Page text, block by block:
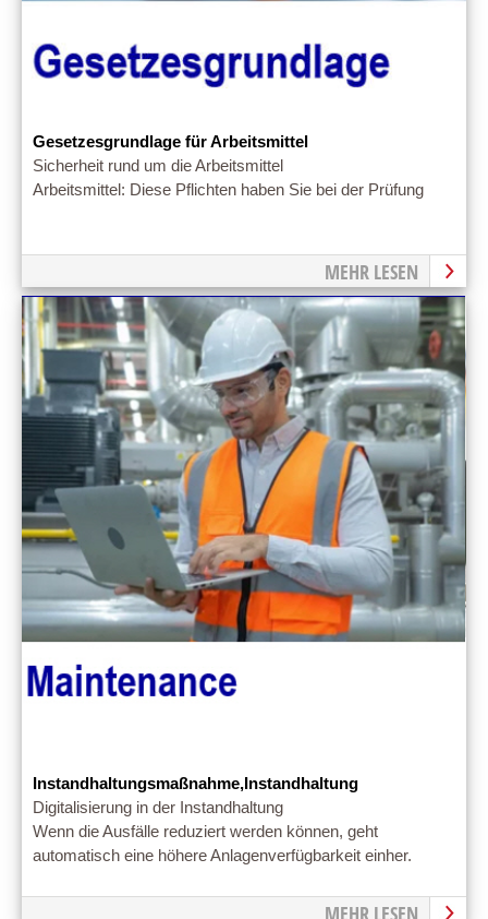
Gesetzesgrundlage für Arbeitsmittel
Sicherheit rund um die Arbeitsmittel
Arbeitsmittel: Diese Pflichten haben Sie bei der Prüfung
MEHR LESEN
Instandhaltungsmaßnahme,Instandhaltung
Digitalisierung in der Instandhaltung
Wenn die Ausfälle reduziert werden können, geht
automatisch eine höhere Anlagenverfügbarkeit einher.
MEHR LESEN